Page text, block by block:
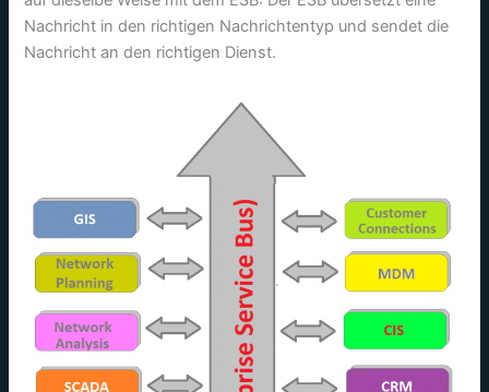
Nachricht in den richtigen Nachrichtentyp und sendet die
Nachricht an den richtigen Dienst.